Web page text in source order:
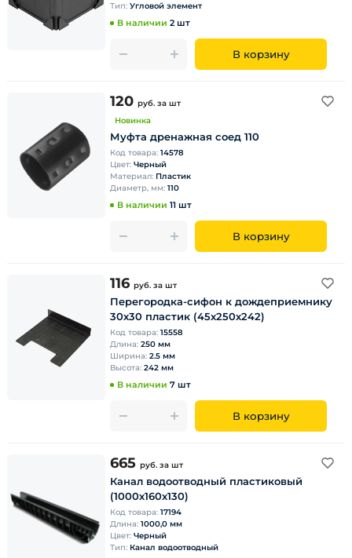
Тип: Угловой элемент
В наличии 2 шт
В корзину
120 руб. за шт
Новинка
Муфта дренажная соед 110
Код товара: 14578
Цвет: Черный
Материал: Пластик
Диаметр, мм: 110
В наличии 11 шт
В корзину
116 руб. за шт
Перегородка-сифон к дождеприемнику
30х30 пластик (45х250х242)
Код товара: 15558
Длина: 250 мм
Ширина: 2.5 мм
Высота: 242 мм
В наличии 7 шт
В корзину
665 руб. за шт
Канал водоотводный пластиковый
(1000х160х130)
Код товара: 17194
Длина: 1000,0 мм
Цвет: Черный
Тип: Канал водоотводный